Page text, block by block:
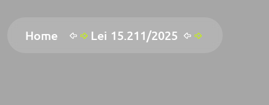
Home Lei 15.211/2025